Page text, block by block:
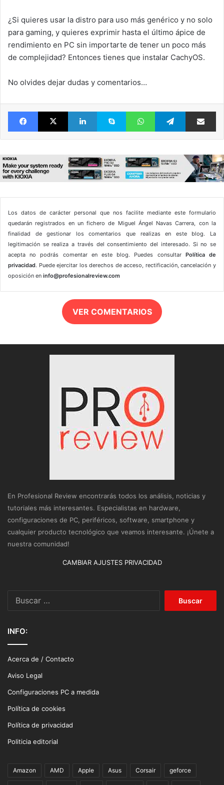
¿Si quieres usar la distro para uso más genérico y no solo
para gaming, y quieres exprimir hasta el último ápice de
rendimiento en PC sin importarte de tener un poco más
de complejidad? Entonces tienes que instalar CachyOS.
No olvides dejar dudas y comentarios…
FacebookX LinkedIn Skype WhatsAppTelegram
Los datos de carácter personal que nos facilite mediante este formulario
quedarán registrados en un fichero de Miguel Ángel Navas Carrera, con la
finalidad de gestionar los comentarios que realizas en este blog. La
legitimación se realiza a través del consentimiento del interesado. Si no se
acepta no podrás comentar en este blog. Puedes consultar Política de
privacidad. Puede ejercitar los derechos de acceso, rectificación, cancelación y
oposición en info@profesionalreview.com
VER COMENTARIOS
En Profesional Review encontrarás todos los análisis, noticias y
tutoriales más interesantes. Especialistas en hardware,
configuraciones de PC, periféricos, software, smartphone y
cualquier producto tecnológico que veamos interesante. ¡Únete a
nuestra comunidad!
CAMBIAR AJUSTES PRIVACIDAD
INFO:
Acerca de / Contacto
Aviso Legal
Configuraciones PC a medida
Política de cookies
Política de privacidad
Politicia editorial
Amazon AMD Apple Asus Corsair geforce